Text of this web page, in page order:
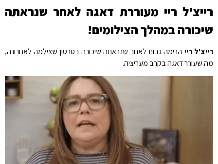
רייצ'ל ריי מעוררת דאגה לאחר שנראתה
שיכורה במהלך הצילומים!
רייצ'ל ריי הרימה גבות לאחר שנראתה שיכורה בסרטון שצילמה לאחרונה,
מה שעורר דאגה בקרב מעריציה.